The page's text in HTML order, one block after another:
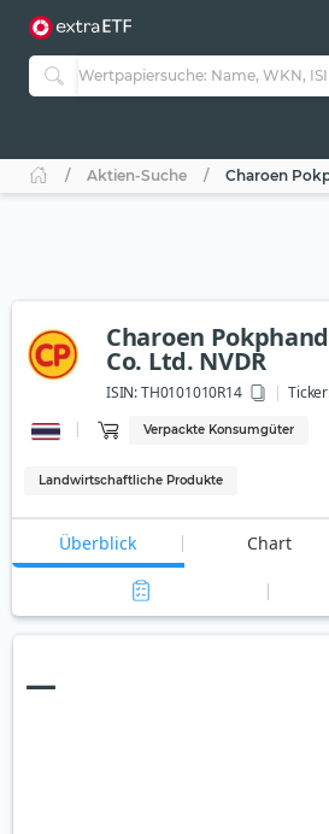
Aktien-Suche Charoen
Charoen
Co. Ltd. NVDR
ISIN:TH0101010R14
Verpackte Konsumgüter
Landwirtschaftliche Produkte
Überblick Chart
—